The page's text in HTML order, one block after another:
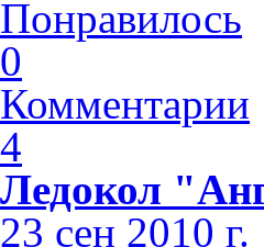
Понравилось
0
Комментарии
4
Ледокол
23 сен 2010 г.